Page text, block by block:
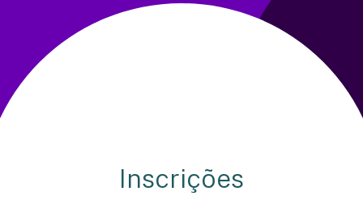
Inscrições